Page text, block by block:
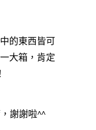
的東西皆可
大箱，肯定
謝謝啦^^